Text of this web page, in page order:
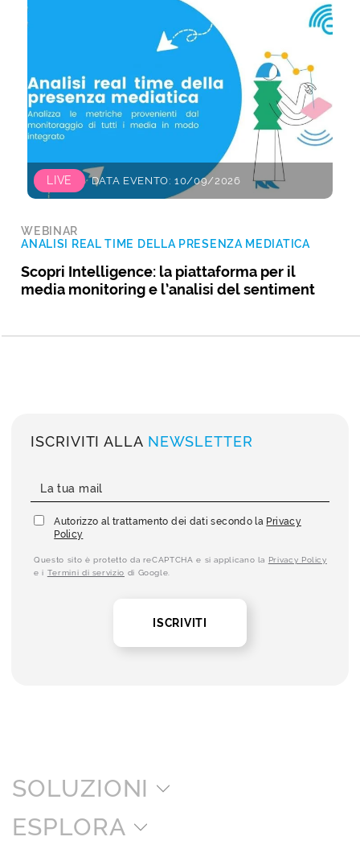
LIVE DATA EVENTO: 10/09/2026
WEBINAR
ANALISI REAL TIME DELLA PRESENZA MEDIATICA
Scopri Intelligence: la piattaforma per il
media monitoring e l’analisi del sentiment
ISCRIVITI ALLA NEWSLETTER
Autorizzo al trattamento dei dati secondo la Privacy
Policy
Questo sito è protetto da reCAPTCHA e si applicano la Privacy Policy
e i Termini di servizio di Google.
ISCRIVITI
SOLUZIONI
ESPLORA